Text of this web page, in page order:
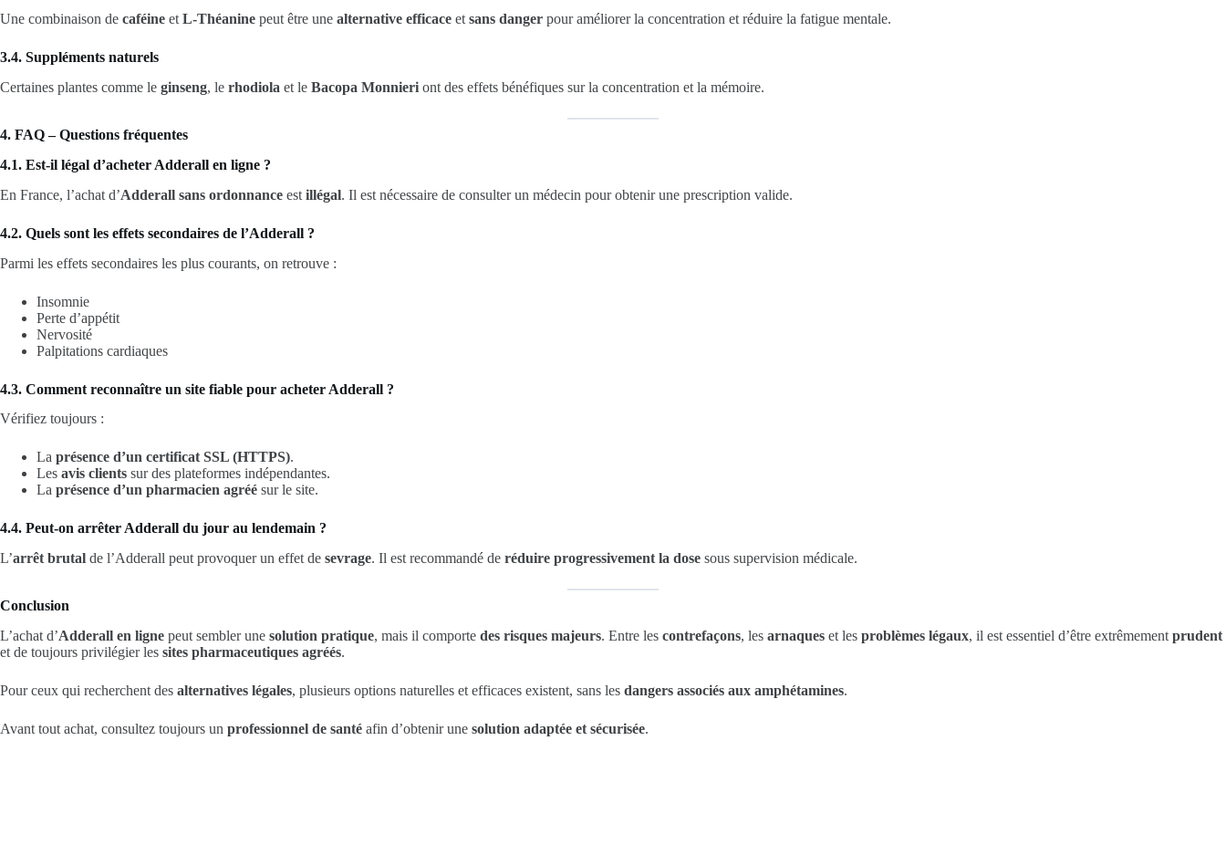
Une combinaison de caféine etL-Théanine peut être une alternative efficace etsans danger pour améliorer la concentration et réduire la fatigue mentale.
3.4. Suppléments naturels
Certaines plantes comme le ginseng, le rhodiola et le Bacopa Monnieri ont des effets bénéfiques sur la concentration et la mémoire.
4. FAQ – Questions fréquentes
4.1. Est-il légal d’acheter Adderall en ligne ?
En France, l’achat d’Adderall sans ordonnance est illégal. Il est nécessaire de consulter un médecin pour obtenir une prescription valide.
4.2. Quels sont les effets secondaires de l’Adderall ?
Parmi les effets secondaires les plus courants, on retrouve :
Insomnie
Perte d’appétit
Nervosité
Palpitations cardiaques
4.3. Comment reconnaître un site fiable pour acheter Adderall ?
Vérifiez toujours :
La présence d’un certificat SSL (HTTPS).
Les avis clients sur des plateformes indépendantes.
La présence d’un pharmacien agréé sur le site.
4.4. Peut-on arrêter Adderall du jour au lendemain ?
L’arrêt brutal de l’Adderall peut provoquer un effet de sevrage. Il est recommandé de réduire progressivement la dose sous supervision médicale.
Conclusion
L’achat d’Adderall en ligne peut sembler une solution pratique, mais il comporte des risques majeurs. Entre les contrefaçons, les arnaques et les problèmes légaux, il est essentiel d’être extrêmement prudent
et de toujours privilégier les sites pharmaceutiques agréés.
Pour ceux qui recherchent des alternatives légales, plusieurs options naturelles et efficaces existent, sans les dangers associés aux amphétamines.
Avant tout achat, consultez toujours un professionnel de santé afin d’obtenir une solution adaptée et sécurisée.